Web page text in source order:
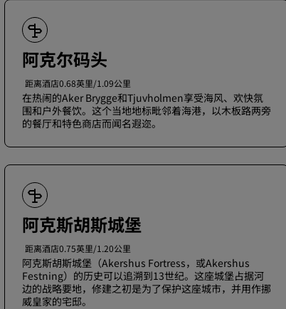
阿克尔码头
距离酒店0.68英里/1.09公里
在热闹的Aker Brygge和Tjuvholmen享受海风、欢快氛
围和户外餐饮。这个当地地标毗邻着海港，以木板路两旁
的餐厅和特色商店而闻名遐迩。
阿克斯胡斯城堡
距离酒店0.75英里/1.20公里
阿克斯胡斯城堡（Akershus Fortress，或Akershus
Festning）的历史可以追溯到13世纪。这座城堡占据河
边的战略要地，修建之初是为了保护这座城市，并用作挪
威皇家的宅邸。